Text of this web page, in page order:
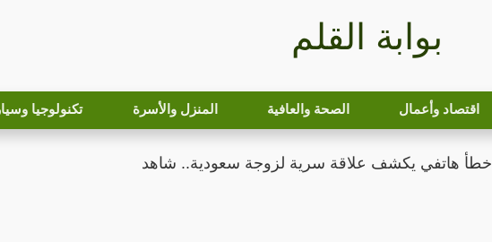
بوابة القلم
اقتصاد وأعمال الصحة والعافية المنزل والأسرة تكنولوجيا
خطأ هاتفي يكشف علاقة سرية لزوجة سعودية.. شاهد